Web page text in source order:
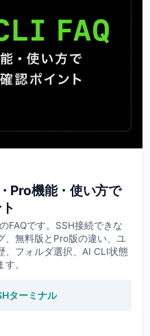
Pro機能・使い方で
FAQです。SSH接続できな
、無料版とPro版の違い、ユ
、フォルダ選択、AI CLI状態
。
ターミナル